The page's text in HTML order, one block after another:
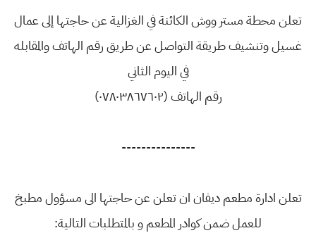
تعلن محطة مستر ووش الكائنة في الغزالية عن حاجتها إلى عمال
غسيل وتنشيف طريقة التواصل عن طريق رقم الهاتف والمقابله
في اليوم الثاني
رقم الهاتف (٠٧٨٠٣٨٦٧٦٠٢)
---------------
تعلن ادارة مطعم ديفان ان تعلن عن حاجتها الى مسؤول مطبخ
للعمل ضمن كوادر المطعم و بالمتطلبات التالية: